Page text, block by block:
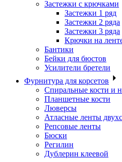
Застежки с крючками
Застежки 1 ряд
Застежки 2 ряда
Застежки 3 ряда
Крючки на
Бантики
Бейки для бюстов
Усилители бретели
Фурнитура для корсетов
Спиральные кости и
Планшетные кости
Люверсы
Атласные ленты
Репсовые ленты
Бюски
Регилин
Дублерин клеевой